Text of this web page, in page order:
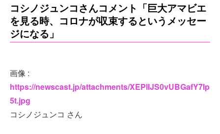
コシノジュンコさんコメント「巨大アマビエ
を見る時、コロナが収束するというメッセー
ジになる」
画像 :
https://newscast.jp/attachments/XEPlIJS0vUBGafY7Ip
5t.jpg
コシノジュンコ さん